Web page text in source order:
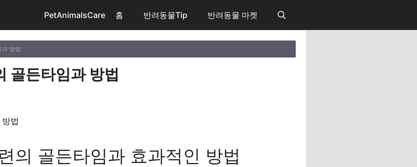
PetAnimalsCare 홈 반려동물Tip 반려동물 마켓
방법
골든타임과 방법
의 골든타임과 효과적인 방법